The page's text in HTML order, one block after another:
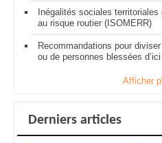
Inégalités sociales
au risque routier (ISOMERR)
Recommandations pour
ou de personnes blessées
Afficher
Derniers articles